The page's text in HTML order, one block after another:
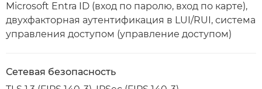
Microsoft Entra ID (вход по паролю, вход по карте),
двухфакторная аутентификация в LUI/RUI, система
управления доступом (управление доступом)
Сетевая безопасность